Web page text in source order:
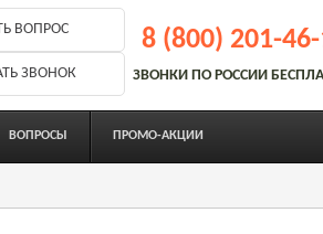
ВОПРОС
ЗВОНОК
8 (800) 201-
ЗВОНКИ ПО РОССИИ
ВОПРОСЫ ПРОМО-АКЦИИ